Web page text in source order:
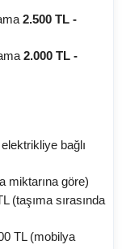
2.500 TL -
2.000 TL -
bağlı
miktarına göre)
(taşıma sırasında
TL (mobilya